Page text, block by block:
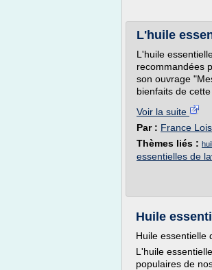
L'huile
L'huile
recommandées
son ouvrage
bienfaits de
Voir la suite
Par : France
Thèmes liés :
essentielles de
Huile
Huile essentielle
L'huile
populaires de